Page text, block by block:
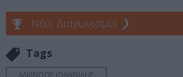
Νέοι Διαγωνισμοί ❯
Tags
ΑΛΚΙΝΟΟΣ ΙΩΑΝΝΙΔΗΣ